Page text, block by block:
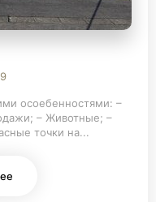
осоебенностями: –
– Животные; –
точки на...